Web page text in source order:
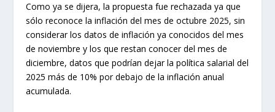
Como ya se dijera, la propuesta fue rechazada ya que
sólo reconoce la inflación del mes de octubre 2025, sin
considerar los datos de inflación ya conocidos del mes
de noviembre y los que restan conocer del mes de
diciembre, datos que podrían dejar la política salarial del
2025 más de 10% por debajo de la inflación anual
acumulada.